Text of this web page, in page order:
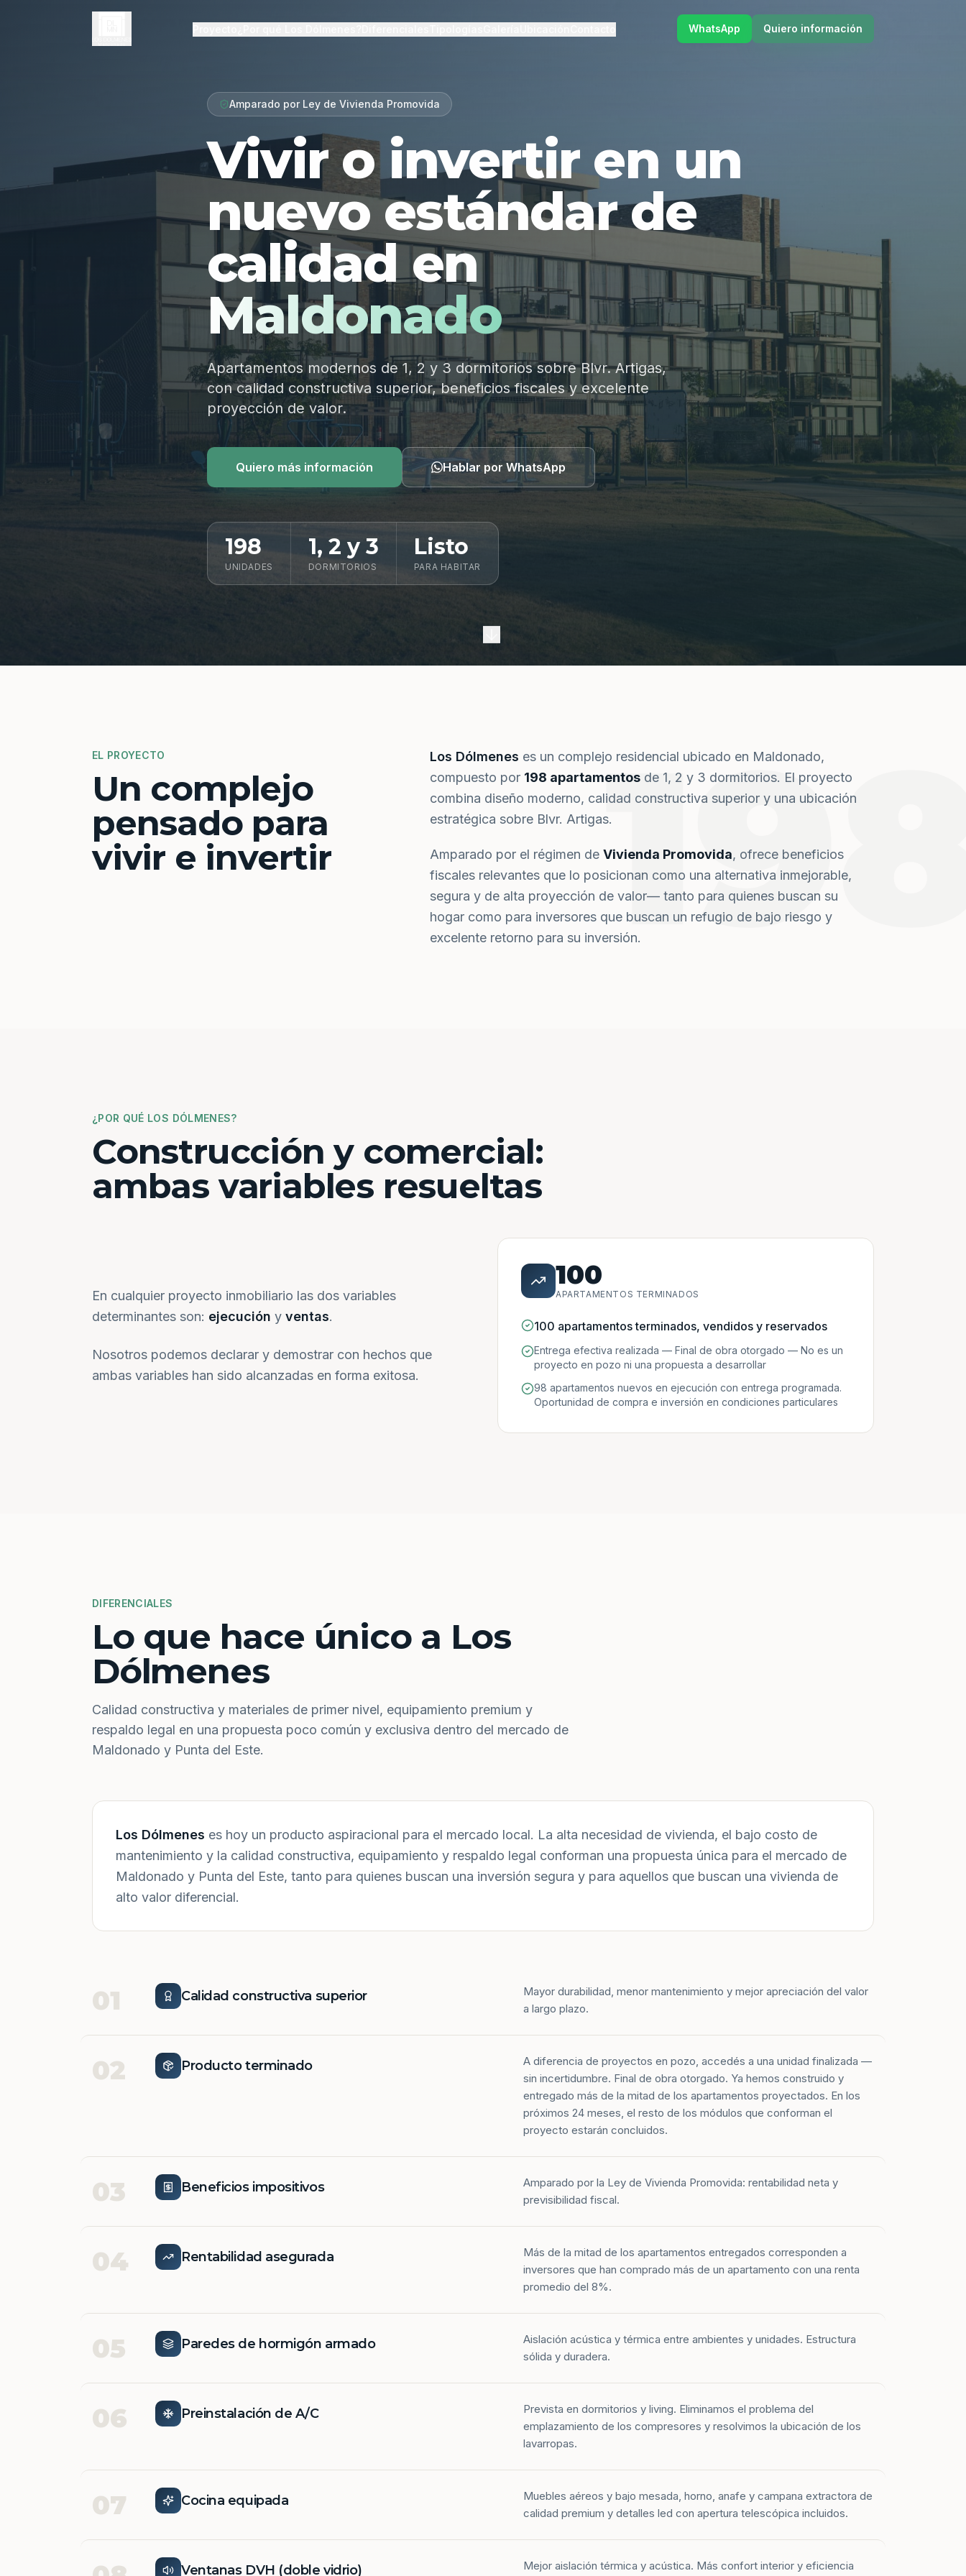
WhatsApp Quiero información
Amparado por Ley de Vivienda Promovida
Vivir o invertir en un
nuevo estándar de
calidad en
Maldonado
Apartamentos modernos de 1, 2 y 3 dormitorios sobre Blvr. Artigas,
con calidad constructiva superior, beneficios fiscales y excelente
proyección de valor.
Quiero más información Hablar por WhatsApp
198
UNIDADES
1, 2 y 3
DORMITORIOS
Listo
PARA HABITAR
EL PROYECTO
Un complejo
pensado para
vivir e invertir
Los Dólmenes es un complejo residencial ubicado en Maldonado,
compuesto por 198 apartamentos de 1, 2 y 3 dormitorios. El proyecto
combina diseño moderno, calidad constructiva superior y una ubicación
estratégica sobre Blvr. Artigas.
Amparado por el régimen de Vivienda Promovida, ofrece beneficios
fiscales relevantes que lo posicionan como una alternativa inmejorable,
segura y de alta proyección de valor— tanto para quienes buscan su
hogar como para inversores que buscan un refugio de bajo riesgo y
excelente retorno para su inversión.
¿POR QUÉ LOS DÓLMENES?
Construcción y comercial:
ambas variables resueltas
En cualquier proyecto inmobiliario las dos variables
determinantes son: ejecución y ventas.
Nosotros podemos declarar y demostrar con hechos que
ambas variables han sido alcanzadas en forma exitosa.
100
APARTAMENTOS TERMINADOS
100 apartamentos terminados, vendidos y reservados
Entrega efectiva realizada — Final de obra otorgado — No es un
proyecto en pozo ni una propuesta a desarrollar
98 apartamentos nuevos en ejecución con entrega programada.
Oportunidad de compra e inversión en condiciones particulares
DIFERENCIALES
Lo que hace único a Los
Dólmenes
Calidad constructiva y materiales de primer nivel, equipamiento premium y
respaldo legal en una propuesta poco común y exclusiva dentro del mercado de
Maldonado y Punta del Este.
Los Dólmenes es hoy un producto aspiracional para el mercado local. La alta necesidad de vivienda, el bajo costo de
mantenimiento y la calidad constructiva, equipamiento y respaldo legal conforman una propuesta única para el mercado de
Maldonado y Punta del Este, tanto para quienes buscan una inversión segura y para aquellos que buscan una vivienda de
alto valor diferencial.
01 Calidad constructiva superior
Mayor durabilidad, menor mantenimiento y mejor apreciación del valor
a largo plazo.
02 Producto terminado
A diferencia de proyectos en pozo, accedés a una unidad finalizada —
sin incertidumbre. Final de obra otorgado. Ya hemos construido y
entregado más de la mitad de los apartamentos proyectados. En los
próximos 24 meses, el resto de los módulos que conforman el
proyecto estarán concluidos.
03 Beneficios impositivos
Amparado por la Ley de Vivienda Promovida: rentabilidad neta y
previsibilidad fiscal.
04 Rentabilidad asegurada
Más de la mitad de los apartamentos entregados corresponden a
inversores que han comprado más de un apartamento con una renta
promedio del 8%.
05 Paredes de hormigón armado
Aislación acústica y térmica entre ambientes y unidades. Estructura
sólida y duradera.
06 Preinstalación de A/C
Prevista en dormitorios y living. Eliminamos el problema del
emplazamiento de los compresores y resolvimos la ubicación de los
lavarropas.
07 Cocina equipada
Muebles aéreos y bajo mesada, horno, anafe y campana extractora de
calidad premium y detalles led con apertura telescópica incluidos.
Ventanas DVH (doble vidrio) Mejor aislación térmica y acústica. Más confort interior y eficiencia